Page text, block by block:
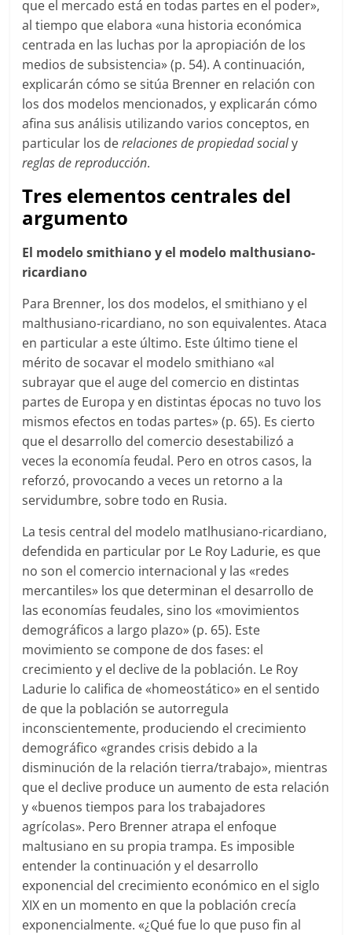
que el mercado está en todas partes en el poder»,
al tiempo que elabora «una historia económica
centrada en las luchas por la apropiación de los
medios de subsistencia» (p. 54). A continuación,
explicarán cómo se sitúa Brenner en relación con
los dos modelos mencionados, y explicarán cómo
afina sus análisis utilizando varios conceptos, en
particular los derelaciones de propiedadsocialy
reglas de reproducción.
Tres elementos centrales del
argumento
El modelo smithiano y el modelo malthusiano-
ricardiano
Para Brenner, los dos modelos, el smithiano y el
malthusiano-ricardiano, no son equivalentes. Ataca
en particular a este último. Este último tiene el
mérito de socavar el modelo smithiano «al
subrayar que el auge del comercio en distintas
partes de Europa y en distintas épocas no tuvo los
mismos efectos en todas partes» (p. 65). Es cierto
que el desarrollo del comercio desestabilizó a
veces la economía feudal. Pero en otros casos, la
reforzó, provocando a veces un retorno a la
servidumbre, sobre todo en Rusia.
La tesis central del modelo matlhusiano-ricardiano,
defendida en particular por Le Roy Ladurie, es que
no son el comercio internacional y las «redes
mercantiles» los que determinan el desarrollo de
las economías feudales, sino los «movimientos
demográficos a largo plazo» (p. 65). Este
movimiento se compone de dos fases: el
crecimiento y el declive de la población. Le Roy
Ladurie lo califica de «homeostático» en el sentido
de que la población se autorregula
inconscientemente, produciendo el crecimiento
demográfico «grandes crisis debido a la
disminución de la relación tierra/trabajo», mientras
que el declive produce un aumento de esta relación
y «buenos tiempos para los trabajadores
agrícolas». Pero Brenner atrapa el enfoque
maltusiano en su propia trampa. Es imposible
entender la continuación y el desarrollo
exponencial del crecimiento económico en el siglo
XIX en un momento en que la población crecía
exponencialmente. «¿Qué fue lo que puso fin al